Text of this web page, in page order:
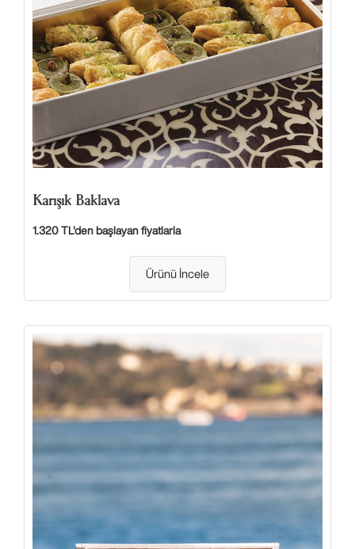
Karışık Baklava
1.320 TL'den başlayan fiyatlarla
Ürünü İncele